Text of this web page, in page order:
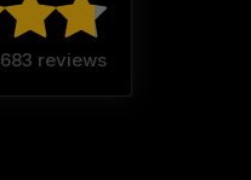
683 reviews